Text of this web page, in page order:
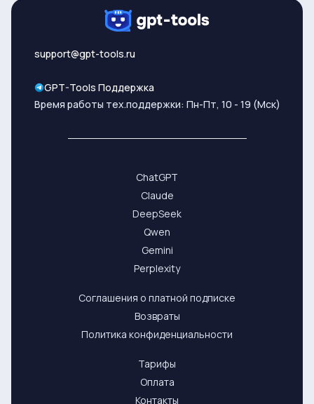
support@gpt-tools.ru
GPT-Tools Поддержка
Время работы тех.поддержки: Пн-Пт, 10 - 19 (Мск)
ChatGPT
Claude
DeepSeek
Qwen
Gemini
Perplexity
Соглашения о платной подписке
Возвраты
Политика конфиденциальности
Тарифы
Оплата
Контакты